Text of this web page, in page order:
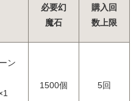
必要幻
魔石
購入回
数上限
ン
1500個 5回